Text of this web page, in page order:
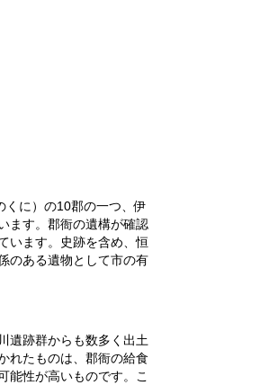
に）の10郡の一つ、伊
ます。郡衙の遺構が確認
います。史跡を含め、恒
のある遺物として市の有
遺跡群からも数多く出土
れたものは、郡衙の給食
能性が高いものです。こ